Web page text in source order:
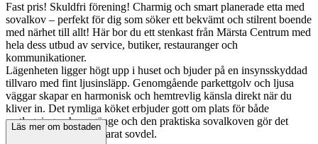
Fast pris! Skuldfri förening! Charmig och smart planerade etta med
sovalkov – perfekt för dig som söker ett bekvämt och stilrent boende
med närhet till allt! Här bor du ett stenkast från Märsta Centrum med
hela dess utbud av service, butiker, restauranger och
kommunikationer.
Lägenheten ligger högt upp i huset och bjuder på en insynsskyddad
tillvaro med fint ljusinsläpp. Genomgående parkettgolv och ljusa
väggar skapar en harmonisk och hemtrevlig känsla direkt när du
kliver in. Det rymliga köket erbjuder gott om plats för både
matlagning och umgänge och den praktiska sovalkoven gör det
enkelt att skapa en separat sovdel.
Läs mer om bostaden